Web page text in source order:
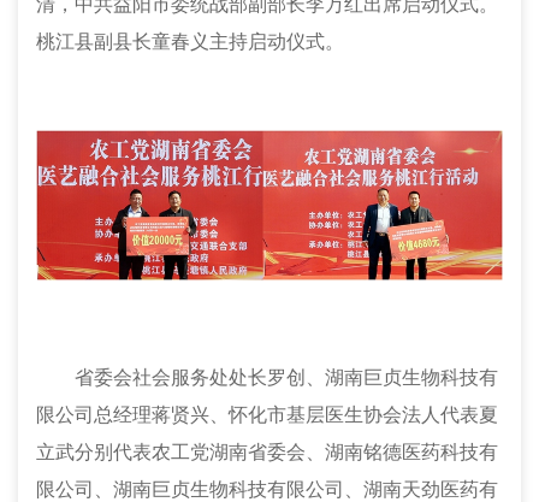
桃江县副县长童春义主持启动仪式。
省委会社会服务处处长罗创、湖南巨贞生物科技有
限公司总经理蒋贤兴、怀化市基层医生协会法人代表夏
立武分别代表农工党湖南省委会、湖南铭德医药科技有
限公司、湖南巨贞生物科技有限公司、湖南天劲医药有